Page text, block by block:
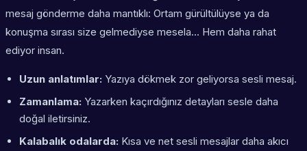
mesaj gönderme daha mantıklı: Ortam gürültülüyse ya da
konuşma sırası size gelmediyse mesela… Hem daha rahat
ediyor insan.
Uzun anlatımlar: Yazıya dökmek zor geliyorsa sesli mesaj.
Zamanlama: Yazarken kaçırdığınız detayları sesle daha
doğal iletirsiniz.
Kalabalık odalarda: Kısa ve net sesli mesajlar daha akıcı